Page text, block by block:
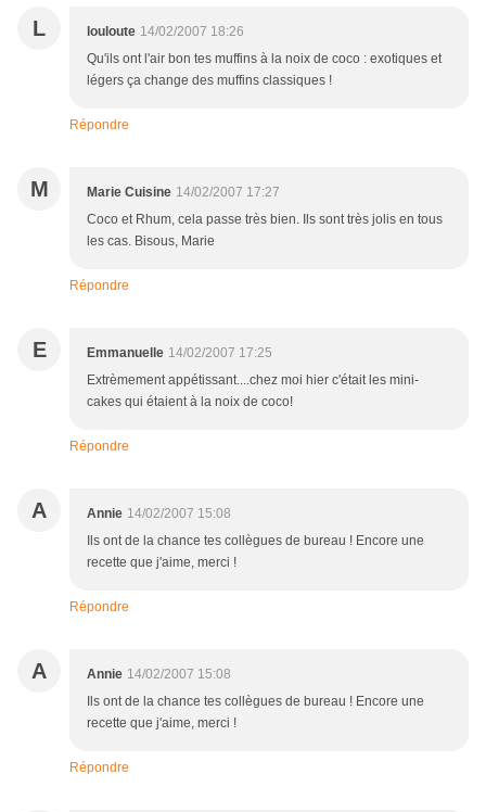
L louloute 14/02/2007 18:26
Qu'ils ont l'air bon tes muffins à la noix de coco : exotiques et
légers ça change des muffins classiques !
Répondre
M Marie Cuisine 14/02/2007 17:27
Coco et Rhum, cela passe très bien. Ils sont très jolis en tous
les cas. Bisous, Marie
Répondre
E Emmanuelle 14/02/2007 17:25
Extrèmement appétissant....chez moi hier c'était les mini-
cakes qui étaient à la noix de coco!
Répondre
A Annie 14/02/2007 15:08
Ils ont de la chance tes collègues de bureau ! Encore une
recette que j'aime, merci !
Répondre
A Annie 14/02/2007 15:08
Ils ont de la chance tes collègues de bureau ! Encore une
recette que j'aime, merci !
Répondre